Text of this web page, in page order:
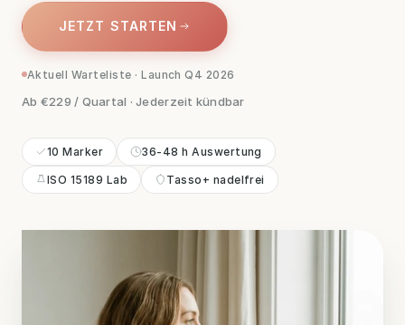
JETZT STARTEN
Aktuell Warteliste · Launch Q4 2026
Ab €229 / Quartal · Jederzeit kündbar
10 Marker 36-48 h Auswertung
ISO 15189 Lab Tasso+ nadelfrei